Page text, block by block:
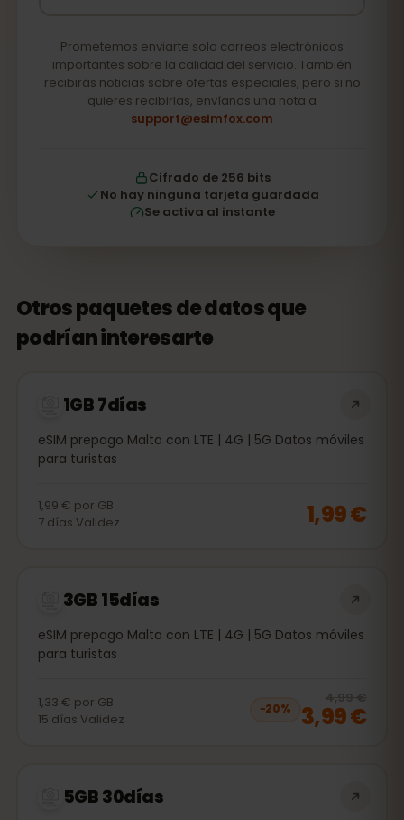
Prometemos enviarte solo correos electrónicos
importantes sobre la calidad del servicio. También
recibirás noticias sobre ofertas especiales, pero si no
quieres recibirlas, envíanos una nota a
support@esimfox.com
Cifrado de 256 bits
No hay ninguna tarjeta guardada
Se activa al instante
Otros paquetes de datos que
podrían interesarte
1GB 7días
eSIM prepago Malta con LTE | 4G | 5G Datos móviles
para turistas
1,99 € por GB
7 días Validez 1,99 €
3GB 15días
eSIM prepago Malta con LTE | 4G | 5G Datos móviles
para turistas
1,33 € por GB
15 días Validez
−20%
4,99 €
3,99 €
5GB 30días